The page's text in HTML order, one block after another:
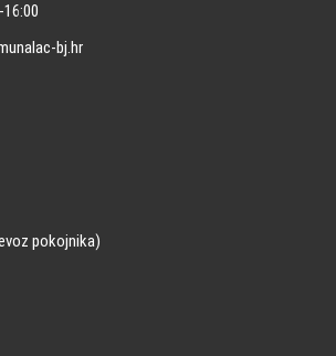
bj.hr
pokojnika)